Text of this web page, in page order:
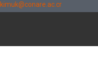
kimuk@conare.ac.cr